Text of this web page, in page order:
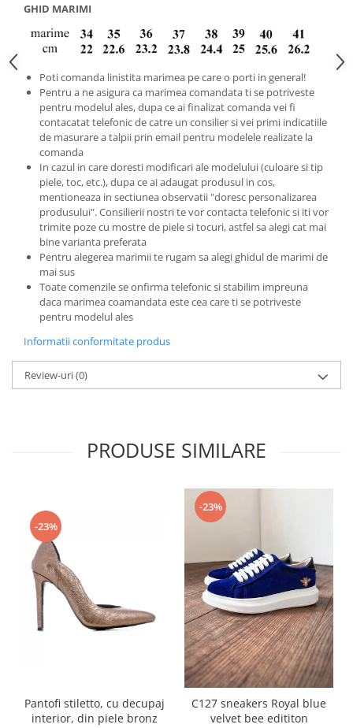
GHID MARIMI
Poti comanda linistita marimea pe care o porti in general!
Pentru a ne asigura ca marimea comandata ti se potriveste
pentru modelul ales, dupa ce ai finalizat comanda vei fi
contacatat telefonic de catre un consilier si vei primi indicatiile
de masurare a talpii prin email pentru modelele realizate la
comanda
In cazul in care doresti modificari ale modelului (culoare si tip
piele, toc, etc.), dupa ce ai adaugat produsul in cos,
mentioneaza in sectiunea observatii "doresc personalizarea
produsului". Consilierii nostri te vor contacta telefonic si iti vor
trimite poze cu mostre de piele si tocuri, astfel sa alegi cat mai
bine varianta preferata
Pentru alegerea marimii te rugam sa alegi ghidul de marimi de
mai sus
Toate comenzile se onfirma telefonic si stabilim impreuna
daca marimea coamandata este cea care ti se potriveste
pentru modelul ales
Informatii conformitate produs
Review-uri(0)
PRODUSE SIMILARE
-23%
Pantofi stiletto, cu decupaj
interior, din piele bronz
-23%
C127 sneakers Royal blue
velvet bee edititon